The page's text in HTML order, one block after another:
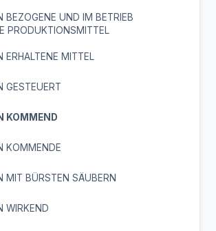
BEZOGENE UND IM BETRIEB
PRODUKTIONSMITTEL
ERHALTENE MITTEL
GESTEUERT
KOMMEND
KOMMENDE
MIT BÜRSTEN SÄUBERN
WIRKEND